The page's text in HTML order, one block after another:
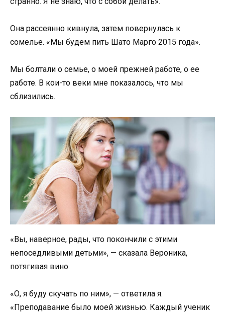
Она рассеянно кивнула, затем повернулась к
сомелье. «Мы будем пить Шато Марго 2015 года».
Мы болтали о семье, о моей прежней работе, о ее
работе. В кои-то веки мне показалось, что мы
сблизились.
«Вы, наверное, рады, что покончили с этими
непоседливыми детьми», — сказала Вероника,
потягивая вино.
«О, я буду скучать по ним», — ответила я.
«Преподавание было моей жизнью. Каждый ученик